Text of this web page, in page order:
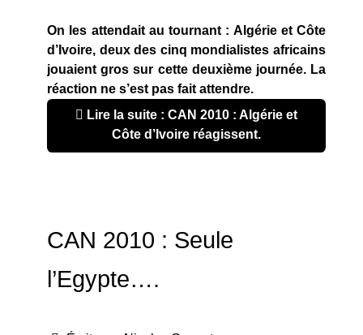
On les attendait au tournant : Algérie et Côte
d’Ivoire, deux des cinq mondialistes africains
jouaient gros sur cette deuxième journée. La
réaction ne s’est pas fait attendre.
Lire la suite : CAN 2010 : Algérie et
Côte d’Ivoire réagissent.
CAN 2010 : Seule
l’Egypte….